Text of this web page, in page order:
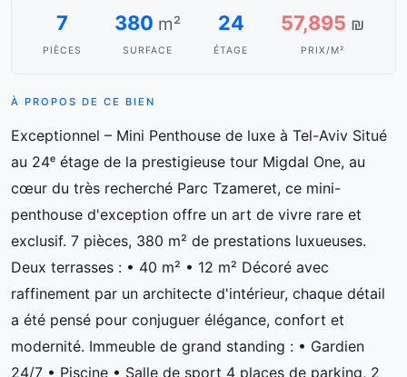
7
PIÈCES
380 m²
SURFACE
24
ÉTAGE
57,895 ₪
PRIX/M²
À PROPOS DE CE BIEN
Exceptionnel – Mini Penthouse de luxe à Tel-Aviv Situé
au 24ᵉ étage de la prestigieuse tour Migdal One, au
cœur du très recherché Parc Tzameret, ce mini-
penthouse d'exception offre un art de vivre rare et
exclusif. 7 pièces, 380 m² de prestations luxueuses.
Deux terrasses : • 40 m² • 12 m² Décoré avec
raffinement par un architecte d'intérieur, chaque détail
a été pensé pour conjuguer élégance, confort et
modernité. Immeuble de grand standing : • Gardien
24/7 • Piscine • Salle de sport 4 places de parking, 2